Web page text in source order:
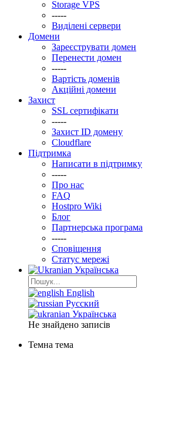
Stоrage VPS
-----
Виділені сервери
Домени
Зареєструвати домен
Перенести домен
-----
Вартість доменів
Акційні домени
Захист
SSL сертифікати
-----
Захист ID домену
Clоudflare
Підтримка
Написати в підтримку
-----
Про нас
FAQ
Hostpro Wiki
Блог
Партнерська програма
-----
Сповіщення
Статус мережі
Українська
English
Русский
Українська
Не знайдено записів
Темна тема